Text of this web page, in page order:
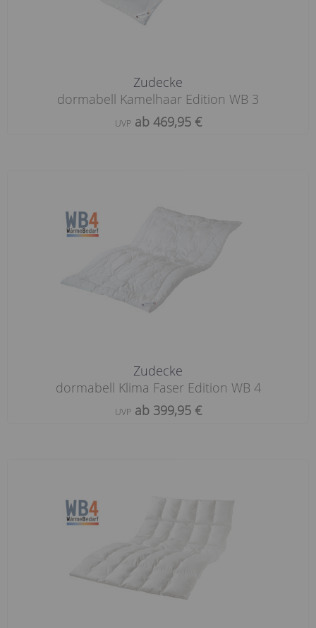
Zudecke
dormabell Kamelhaar Edition WB 3
UVPab 469,95 €
Zudecke
dormabell Klima Faser Edition WB 4
UVPab 399,95 €